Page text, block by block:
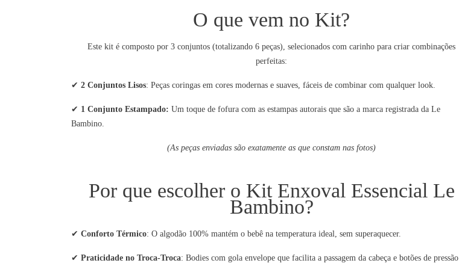
O que vem no Kit?
Este kit é composto por 3 conjuntos (totalizando 6 peças), selecionados com carinho para criar combinações
perfeitas:
✔ 2 Conjuntos Lisos: Peças coringas em cores modernas e suaves, fáceis de combinar com qualquer look.
✔ 1 Conjunto Estampado: Um toque de fofura com as estampas autorais que são a marca registrada da Le
Bambino.
(As peças enviadas são exatamente as que constam nas fotos)
Por que escolher o Kit Enxoval Essencial Le
Bambino?
✔ Conforto Térmico: O algodão 100% mantém o bebê na temperatura ideal, sem superaquecer.
✔ Praticidade no Troca-Troca: Bodies com gola envelope que facilita a passagem da cabeça e botões de pressão